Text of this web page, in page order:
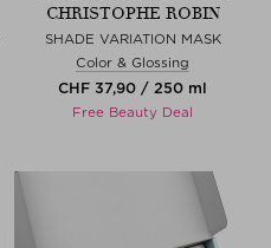
CHRISTOPHE ROBIN
SHADE VARIATION MASK
Color & Glossing
CHF 37,90 / 250 ml
Free Beauty Deal